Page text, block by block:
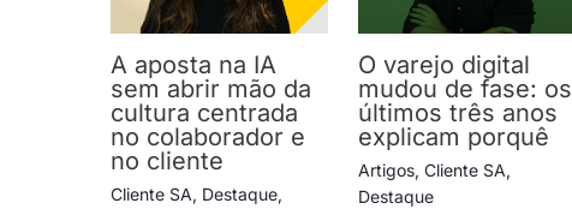
A aposta na IA
sem abrir mão da
cultura centrada
no colaborador e
no cliente
Cliente SA, Destaque,
O varejo digital
mudou de fase: os
últimos três anos
explicam porquê
Artigos,Cliente SA,
Destaque